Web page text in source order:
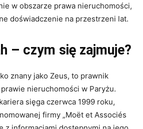
w obszarze prawa nieruchomości,
doświadczenie na przestrzeni lat.
– czym się zajmuje?
znany jako Zeus, to prawnik
nieruchomości w Paryżu.
sięga czerwca 1999 roku,
firmy „Moët et Associés